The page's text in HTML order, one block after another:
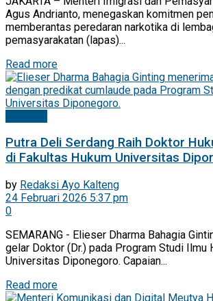
Agus Andrianto, menegaskan komitmen
memberantas peredaran narkotika di
pemasyarakatan (lapas)...
Read more
Putra Deli Serdang Raih Doktor
di Fakultas Hukum Universitas
by Redaksi Ayo Kalteng
24 Februari 2026 5:37 pm
0
SEMARANG - Elieser Dharma Bahagia
gelar Doktor (Dr.) pada Program Studi Ilmu
Universitas Diponegoro. Capaian...
Read more